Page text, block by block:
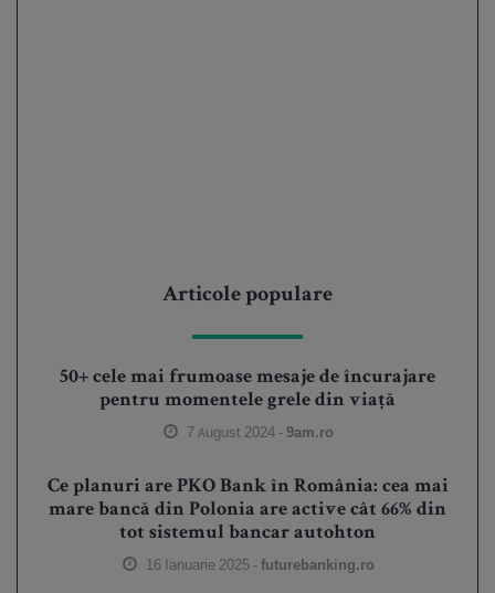
Articole populare
50+ cele mai frumoase mesaje de încurajare
pentru momentele grele din viață
7 August 2024 -9am.ro
Ce planuri are PKO Bank în România: cea mai
mare bancă din Polonia are active cât 66% din
tot sistemul bancar autohton
16 Ianuarie 2025 -futurebanking.ro